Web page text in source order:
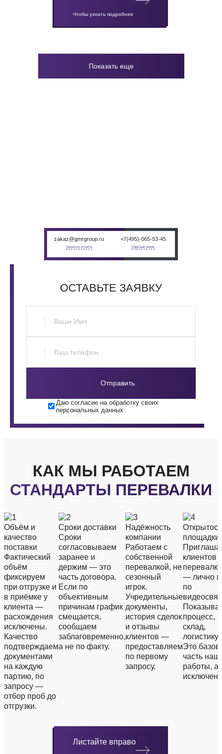
Чтобы узнать подробнее
Показать еще
ОСТАВЬТЕ ЗАЯВКУ
Отправить
Даю согласие на обработку своих
персональных данных
zakaz@gmrgroup.ru
Связаться по почте
+7(495)-065-53-45
Обратный звонок
КАК МЫ РАБОТАЕМ
СТАНДАРТЫ ПЕРЕВАЛКИ
Объём и
качество
поставки
Фактический
объём
фиксируем
при отгрузке и
в приёмке у
клиента —
расхождения
исключены.
Качество
подтверждаем
документами
на каждую
партию, по
запросу —
отбор проб до
отгрузки.
Сроки доставки
Сроки
согласовываем
заранее и
держим — это
часть договора.
Если по
объективным
причинам график
смещается,
сообщаем
заблаговременно,
а не по факту.
Надёжность
компании
Работаем с
собственной
перевалкой, не
сезонный
игрок.
Учредительные
документы,
история сделок
и отзывы
клиентов —
предоставляем
по первому
запросу.
площадки
клиентов
перевалку
— лично
по
процесс,
склад,
логистику.
Это
часть
работы, а
Листайте вправо